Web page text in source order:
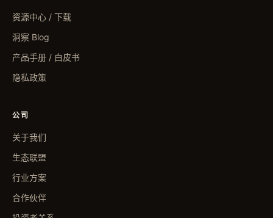
资源中心 / 下载
洞察 Blog
产品手册 / 白皮书
隐私政策
公司
关于我们
生态联盟
行业方案
合作伙伴